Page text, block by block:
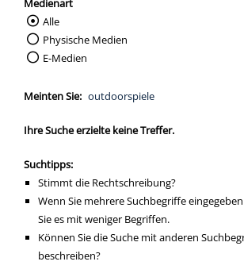
Wählen Sie die Medienart
Alle
Physische Medien
E-Medien
Meinten Sie: outdoorspiele
Ihre Suche erzielte keine Treffer.
Suchtipps:
Stimmt die Rechtschreibung?
Wenn Sie mehrere Suchbegriffe
Sie es mit weniger Begriffen.
Können Sie die Suche mit anderen
beschreiben?